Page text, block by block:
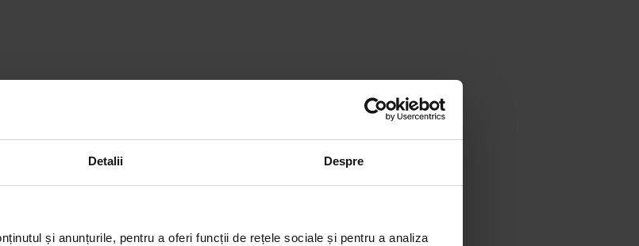
Detalii Despre
și anunțurile, pentru a oferi funcții de rețele sociale și pentru a analiza